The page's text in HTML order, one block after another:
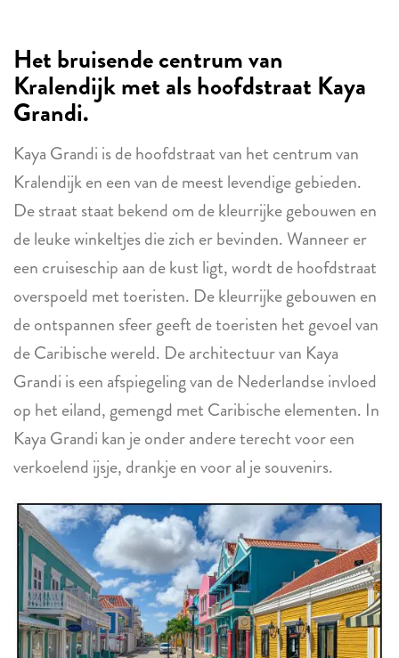
Het bruisende centrum van
Kralendijk met als hoofdstraat Kaya
Grandi.
Kaya Grandi is de hoofdstraat van het centrum van
Kralendijk en een van de meest levendige gebieden.
De straat staat bekend om de kleurrijke gebouwen en
de leuke winkeltjes die zich er bevinden. Wanneer er
een cruiseschip aan de kust ligt, wordt de hoofdstraat
overspoeld met toeristen. De kleurrijke gebouwen en
de ontspannen sfeer geeft de toeristen het gevoel van
de Caribische wereld. De architectuur van Kaya
Grandi is een afspiegeling van de Nederlandse invloed
op het eiland, gemengd met Caribische elementen. In
Kaya Grandi kan je onder andere terecht voor een
verkoelend ijsje, drankje en voor al je souvenirs.